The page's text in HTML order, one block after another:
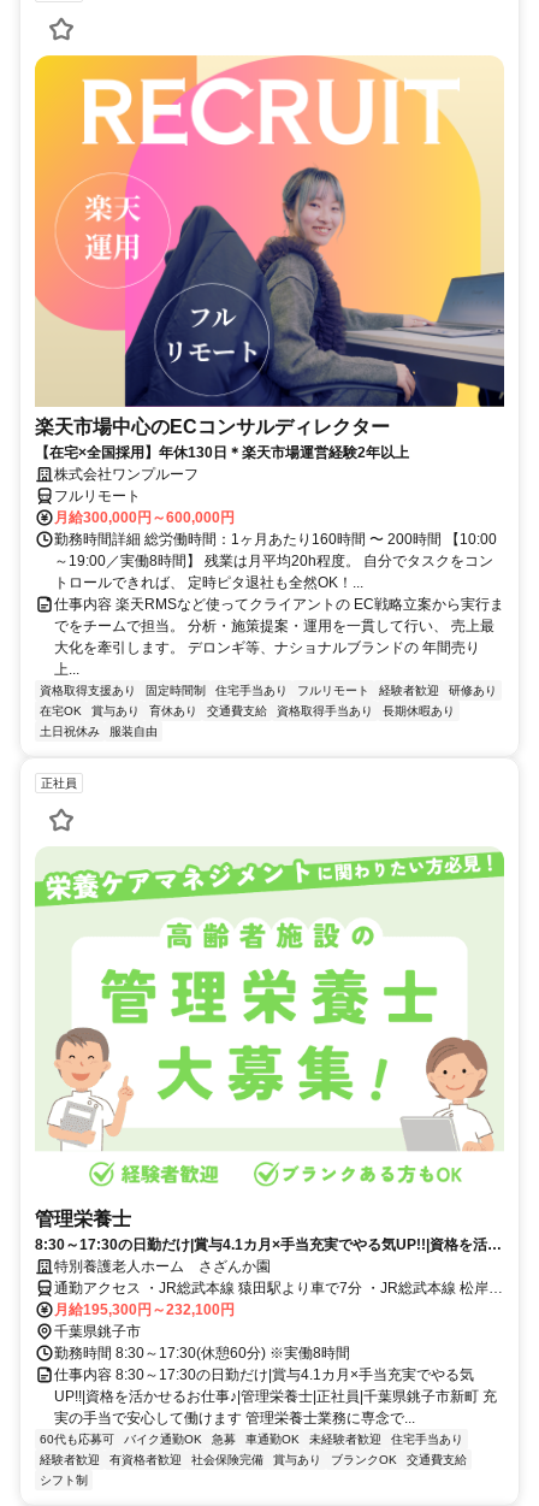
楽天市場中心のECコンサルディレクター
【在宅×全国採用】年休130日＊楽天市場運営経験2年以上
株式会社ワンプルーフ
フルリモート
月給300,000円～600,000円
勤務時間詳細 総労働時間：1ヶ月あたり160時間 〜 200時間 【10:00
～19:00／実働8時間】 残業は月平均20h程度。 自分でタスクをコン
トロールできれば、 定時ピタ退社も全然OK！...
仕事内容 楽天RMSなど使ってクライアントの EC戦略立案から実行ま
でをチームで担当。 分析・施策提案・運用を一貫して行い、 売上最
大化を牽引します。 デロンギ等、ナショナルブランドの 年間売り
上...
資格取得支援あり 固定時間制 住宅手当あり フルリモート 経験者歓迎
研修あり
在宅OK
賞与あり 育休あり 交通費支給 資格取得手当あり
長期休暇あり
土日祝休み
服装自由
正社員
管理栄養士
8:30～17:30の日勤だけ|賞与4.1カ月×手当充実でやる気UP!!|資格を活か
せるお仕事♪|管理栄養士|正社員|千葉県銚子市新町
特別養護老人ホーム さざんか園
通勤アクセス ・JR総武本線 猿田駅より車で7分 ・JR総武本線 松岸駅
より車で11分 ・マイカー/バイク通勤可(無料駐車場完備)
月給195,300円～232,100円
千葉県銚子市
勤務時間 8:30～17:30(休憩60分) ※実働8時間
仕事内容 8:30～17:30の日勤だけ|賞与4.1カ月×手当充実でやる気
UP!!|資格を活かせるお仕事♪|管理栄養士|正社員|千葉県銚子市新町 充
実の手当で安心して働けます 管理栄養士業務に専念で...
60代も応募可 バイク通勤OK 急募 車通勤OK 未経験者歓迎
住宅手当あり
経験者歓迎
有資格者歓迎 社会保険完備 賞与あり ブランクOK
交通費支給
シフト制